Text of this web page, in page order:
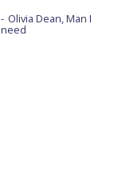
Olivia Dean, Man I
need